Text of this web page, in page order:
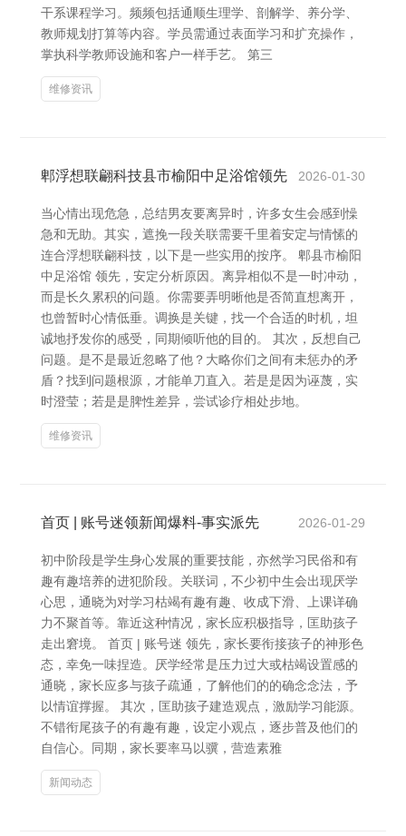
干系课程学习。频频包括通顺生理学、剖解学、养分学、
教师规划打算等内容。学员需通过表面学习和扩充操作，
掌执科学教师设施和客户一样手艺。 第三
维修资讯
郫浮想联翩科技县市榆阳中足浴馆领先 2026-01-30
当心情出现危急，总结男友要离异时，许多女生会感到懆
急和无助。其实，遮挽一段关联需要千里着安定与情愫的
连合浮想联翩科技，以下是一些实用的按序。 郫县市榆阳
中足浴馆 领先，安定分析原因。离异相似不是一时冲动，
而是长久累积的问题。你需要弄明晰他是否简直想离开，
也曾暂时心情低垂。调换是关键，找一个合适的时机，坦
诚地抒发你的感受，同期倾听他的目的。 其次，反想自己
问题。是不是最近忽略了他？大略你们之间有未惩办的矛
盾？找到问题根源，才能单刀直入。若是是因为诬蔑，实
时澄莹；若是是脾性差异，尝试诊疗相处步地。
维修资讯
首页 | 账号迷领新闻爆料-事实派先 2026-01-29
初中阶段是学生身心发展的重要技能，亦然学习民俗和有
趣有趣培养的进犯阶段。关联词，不少初中生会出现厌学
心思，通晓为对学习枯竭有趣有趣、收成下滑、上课详确
力不聚首等。靠近这种情况，家长应积极指导，匡助孩子
走出窘境。 首页 | 账号迷 领先，家长要衔接孩子的神形色
态，幸免一味捏造。厌学经常是压力过大或枯竭设置感的
通晓，家长应多与孩子疏通，了解他们的的确念念法，予
以情谊撑握。 其次，匡助孩子建造观点，激励学习能源。
不错衔尾孩子的有趣有趣，设定小观点，逐步普及他们的
自信心。同期，家长要率马以骥，营造素雅
新闻动态